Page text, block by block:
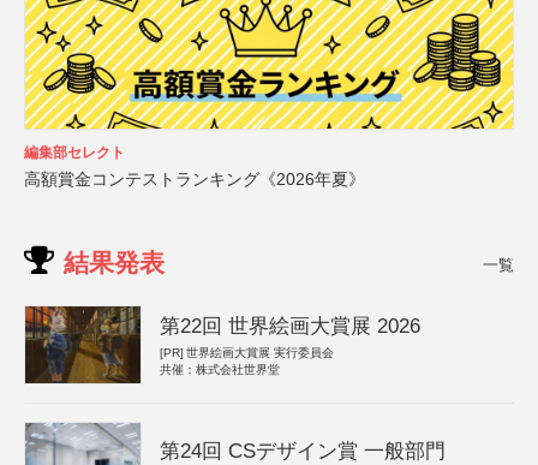
編集部セレクト
高額賞金コンテストランキング《2026年夏》
結果発表 一覧
第22回 世界絵画大賞展 2026
[PR] 世界絵画大賞展 実行委員会
共催：株式会社世界堂
第24回 CSデザイン賞 一般部門